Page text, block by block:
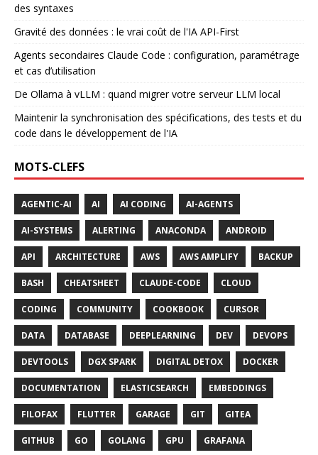
des syntaxes
Gravité des données : le vrai coût de l'IA API-First
Agents secondaires Claude Code : configuration, paramétrage
et cas d’utilisation
De Ollama à vLLM : quand migrer votre serveur LLM local
Maintenir la synchronisation des spécifications, des tests et du
code dans le développement de l'IA
MOTS-CLEFS
AGENTIC-AI AI AI CODING AI-AGENTS
AI-SYSTEMS ALERTING ANACONDA ANDROID
API ARCHITECTURE AWS AWS AMPLIFY BACKUP
BASH CHEATSHEET CLAUDE-CODE CLOUD
CODING COMMUNITY COOKBOOK CURSOR
DATA DATABASE DEEPLEARNING DEV DEVOPS
DEVTOOLS DGX SPARK DIGITAL DETOX DOCKER
DOCUMENTATION ELASTICSEARCH EMBEDDINGS
FILOFAX FLUTTER GARAGE GIT GITEA
GITHUB GO GOLANG GPU GRAFANA